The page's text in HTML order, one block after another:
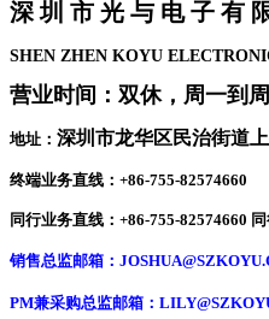
深 圳 市 光 与 电 子 有
SHEN ZHEN KOYU
营业时间：双休，周一到
地址： 深圳市龙华区民治街道
终端业务直线：+86-755-82574660
同行业务直线：+86-755-82574660
销售总监邮箱：
PM兼采购总监邮箱：